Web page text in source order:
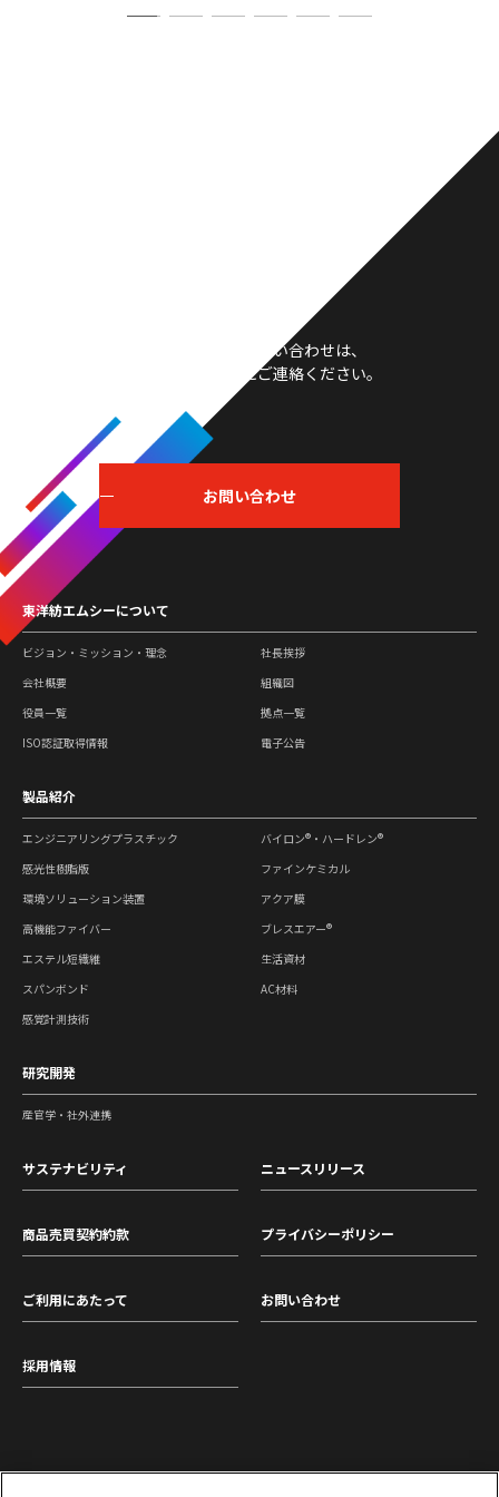
製品や採用等のお問い合わせは、
こちらからお気軽にご連絡ください。
お問い合わせ
東洋紡エムシーについて
ビジョン・ミッション・理念
社長挨拶
会社概要
組織図
役員一覧
拠点一覧
ISO認証取得情報
電子公告
製品紹介
エンジニアリングプラスチック
バイロン®・ハードレン®
感光性樹脂版
ファインケミカル
環境ソリューション装置
アクア膜
高機能ファイバー
ブレスエアー®
エステル短繊維
生活資材
スパンボンド
AC材料
感覚計測技術
研究開発
産官学・社外連携
サステナビリティ ニュースリリース
商品売買契約約款 プライバシーポリシー
ご利用にあたって お問い合わせ
採用情報